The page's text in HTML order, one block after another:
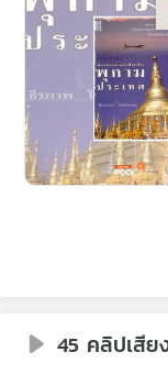
45 คลิปเสีย